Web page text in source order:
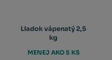
Liadok vápenatý 2,5
kg
MENEJ AKO 5 KS